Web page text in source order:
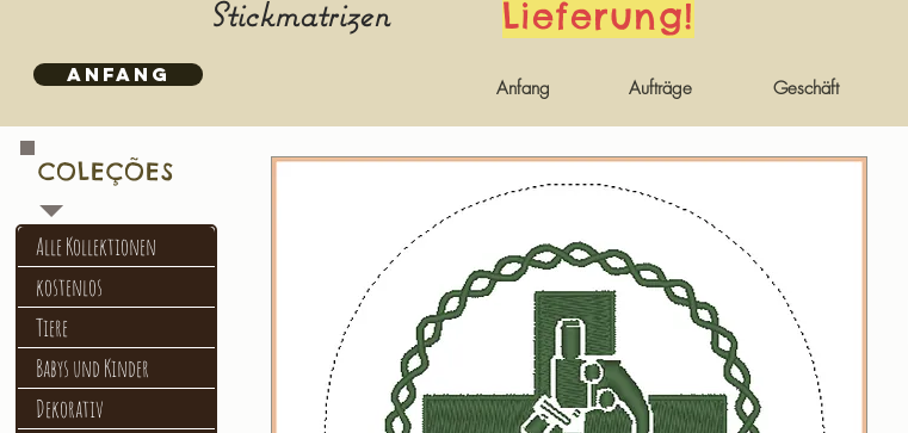
Stickmatrizen
Lieferung!
ANFANG
Anfang Aufträge Geschäft
Alle Kollektionen
kostenlos
Tiere
Babys und Kinder
Dekorativ
COLEÇÕES